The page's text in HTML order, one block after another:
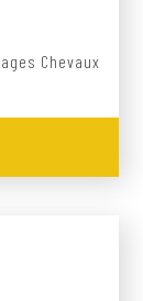
Chevaux